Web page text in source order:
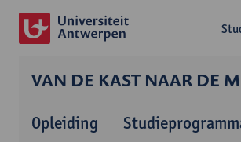
VAN DE KAST NAAR DE
Opleiding